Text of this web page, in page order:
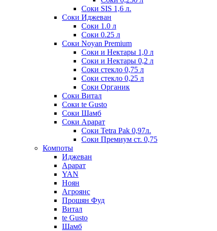
Соки SIS 1,6 л.
Соки Иджеван
Соки 1.0 л
Соки 0.25 л
Соки Noyan Premium
Соки и Нектары 1,0 л
Соки и Нектары 0,2 л
Соки стекло 0,75 л
Соки стекло 0,25 л
Соки Органик
Соки Витал
Соки te Gusto
Соки Шамб
Соки Арарат
Соки Tetra Pak 0,97л.
Соки Премиум ст. 0,75
Компоты
Иджеван
Арарат
YAN
Ноян
Агроянс
Прошян Фуд
Витал
te Gusto
Шамб